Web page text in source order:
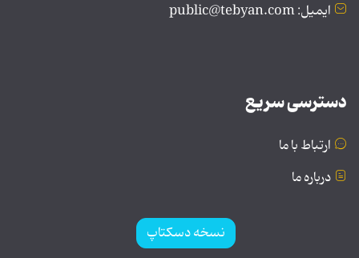
ایمیل: public@tebyan.com
دسترسی سریع
ارتباط با ما
درباره ما
نسخه دسکتاپ